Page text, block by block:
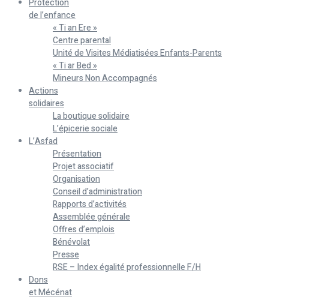
Protection
de l’enfance
« Ti an Ere »
Centre parental
Unité de Visites Médiatisées Enfants-Parents
« Ti ar Bed »
Mineurs Non Accompagnés
Actions
solidaires
La boutique solidaire
L’épicerie sociale
L’Asfad
Présentation
Projet associatif
Organisation
Conseil d’administration
Rapports d’activités
Assemblée générale
Offres d’emplois
Bénévolat
Presse
RSE – Index égalité professionnelle F/H
Dons
et Mécénat